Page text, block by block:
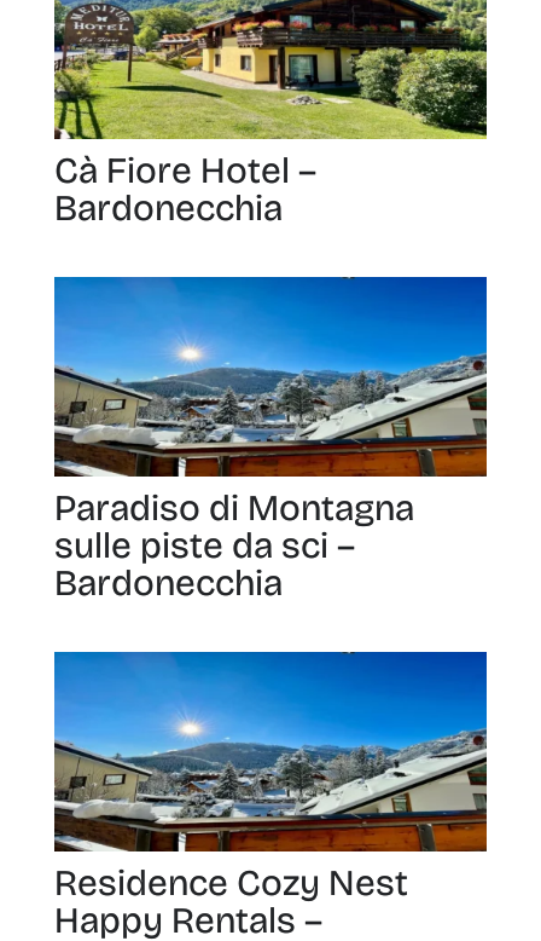
Cà Fiore Hotel –
Bardonecchia
Paradiso di Montagna
sulle piste da sci –
Bardonecchia
Residence Cozy Nest
Happy Rentals –